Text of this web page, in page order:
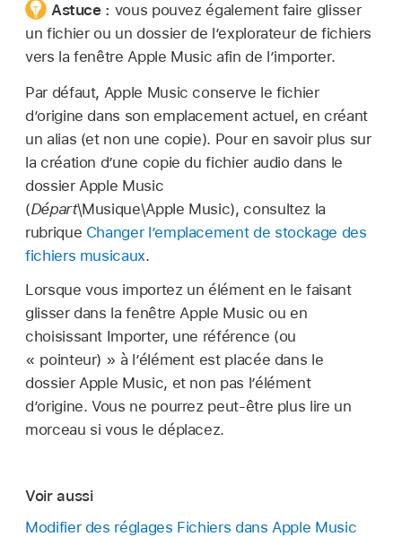
Astuce : vous pouvez également faire glisser
un fichier ou un dossier de lʼexplorateur de fichiers
vers la fenêtre Apple Music afin de l’importer.
Par défaut, Apple Music conserve le fichier
d’origine dans son emplacement actuel, en créant
un alias (et non une copie). Pour en savoir plus sur
la création d’une copie du fichier audio dans le
dossier Apple Music
(Départ\Musique\Apple Music), consultez la
rubrique Changer l’emplacement de stockage des
fichiers musicaux.
Lorsque vous importez un élément en le faisant
glisser dans la fenêtre Apple Music ou en
choisissant Importer, une référence (ou
« pointeur) » à l’élément est placée dans le
dossier Apple Music, et non pas l’élément
d’origine. Vous ne pourrez peut-être plus lire un
morceau si vous le déplacez.
Voir aussi
Modifier des réglages Fichiers dans Apple Music